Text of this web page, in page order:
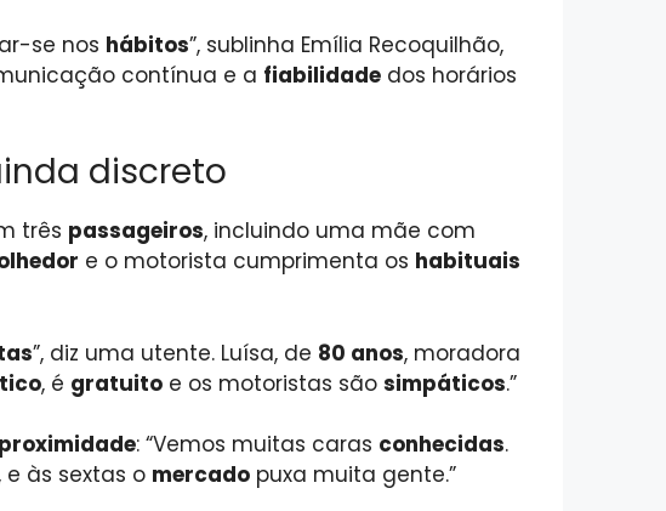
se nos hábitos”, sublinha Emília Recoquilhão,
contínua e a fiabilidade dos horários
discreto
três passageiros, incluindo uma mãe com
e o motorista cumprimenta os habituais
”, diz uma utente. Luísa, de 80 anos, moradora
, é gratuito e os motoristas são simpáticos.”
proximidade: “Vemos muitas caras conhecidas.
e às sextas o mercado puxa muita gente.”